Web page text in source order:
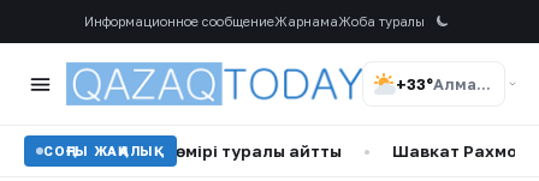
Информационное сообщениеЖарнамаЖоба туралы
+33° Алматы
СОҢҒЫ ЖАҢАЛЫҚ
Тілеухан жеке өмірі туралы айтты Шавкат